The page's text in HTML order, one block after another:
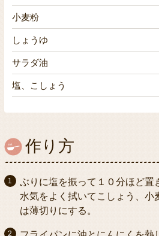
小麦粉
しょうゆ
サラダ油
塩、こしょう
作り方
ぶりに塩を振って１０分ほど置
水気をよく拭いてこしょう、小
は薄切りにする。